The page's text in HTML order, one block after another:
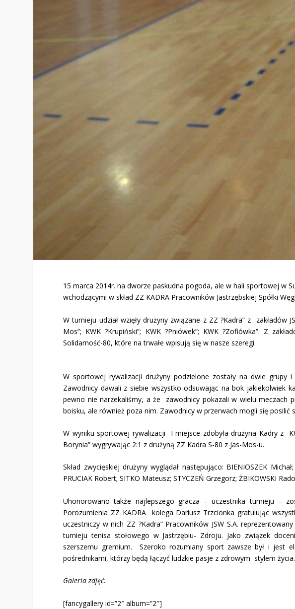
15 marca 2014r. na dworze paskudna pogoda, ale w hali sportowej w
wchodzącymi w skład ZZ KADRA Pracowników Jastrzębskiej Spółki
W turnieju udział wzięły drużyny związane z ZZ ?Kadra” z zakładów
Mos”; KWK ?Krupiński”; KWK ?Pniówek”; KWK ?Zofiówka”. Z
Solidarność-80, które na trwałe wpisują się w nasze szeregi.
W sportowej rywalizacji drużyny podzielone zostały na dwie grupy
Zawodnicy dawali z siebie wszystko odsuwając na bok jakiekolwiek
pewno nie narzekaliśmy, a że zawodnicy pokazali w wielu meczach
boisku, ale również poza nim. Zawodnicy w przerwach mogli się
W wyniku sportowej rywalizacji I miejsce zdobyła drużyna Kadry z
Borynia” wygrywając 2:1 z drużyną ZZ Kadra S-80 z Jas-Mos-u.
Skład zwycięskiej drużyny wyglądał następująco: BIENIOSZEK
PRUCIAK Robert; SITKO Mateusz; STYCZEŃ Grzegorz; ŻBIKOWSKI
Uhonorowano także najlepszego gracza – uczestnika turnieju –
Porozumienia ZZ KADRA kolega Dariusz Trzcionka gratulując
uczestniczy w nich ZZ ?Kadra” Pracowników JSW S.A.
turnieju tenisa stołowego w Jastrzębiu- Zdroju. Jako związek
szerszemu gremium. Szeroko rozumiany sport zawsze był i jest
pośrednikami, którzy będą łączyć ludzkie pasje z zdrowym stylem życia.
Galeria zdjęć:
[fancygallery id=”2″ album=”2″]